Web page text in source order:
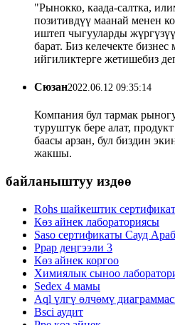
"Рынокко, каада-салтка,
позитивдүү маанай менен
иштеп чыгууларды
барат. Биз келечекте
ийгиликтерге жетишебиз
Сюзан2022.06.12 09:35:14
Компания бул тармак
туруштук бере алат,
баасы арзан, бул биздин
жакшы.
байланыштуу издөө
Rohs шайкештик
Көз айнек лабораториясы
Saso сертификаты Сауд
Ppap деңгээли 3
Көз айнек коргоо
Химиялык сыноо
Sedex 4 мамы
Aql үлгү өлчөмү
Bsci аудит